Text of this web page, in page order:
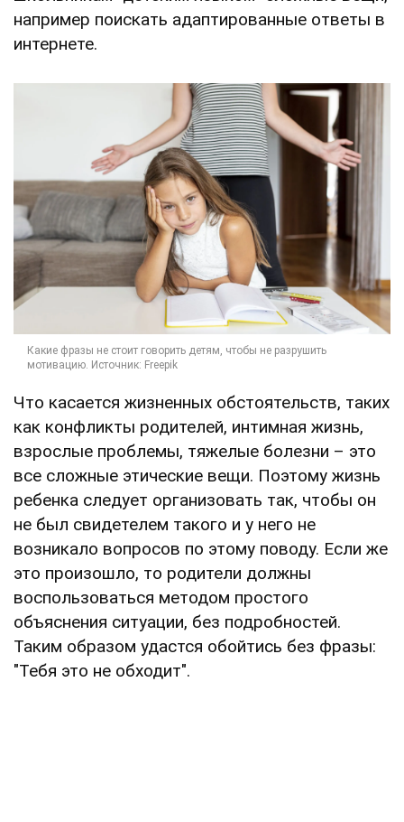
например поискать адаптированные ответы в
интернете.
Что касается жизненных обстоятельств, таких
как конфликты родителей, интимная жизнь,
взрослые проблемы, тяжелые болезни – это
все сложные этические вещи. Поэтому жизнь
ребенка следует организовать так, чтобы он
не был свидетелем такого и у него не
возникало вопросов по этому поводу. Если же
это произошло, то родители должны
воспользоваться методом простого
объяснения ситуации, без подробностей.
Таким образом удастся обойтись без фразы:
"Тебя это не обходит".